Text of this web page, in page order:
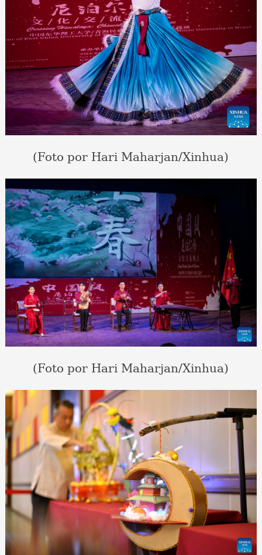
(Foto por Hari Maharjan/Xinhua)
(Foto por Hari Maharjan/Xinhua)